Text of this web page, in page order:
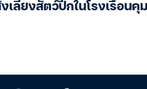
เลี้ยงสัตว์ปีกในโรงเรือนคุ